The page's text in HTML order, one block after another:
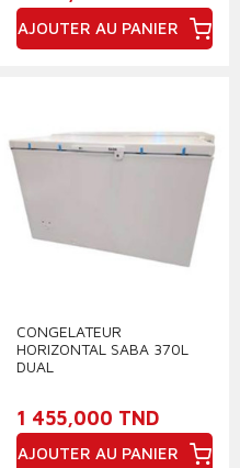
AJOUTER AU PANIER
CONGELATEUR
HORIZONTAL SABA 370L
DUAL
1 455,000 TND
AJOUTER AU PANIER